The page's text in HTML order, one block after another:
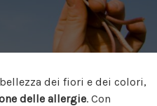
dei fiori e dei colori,
delle allergie. Con